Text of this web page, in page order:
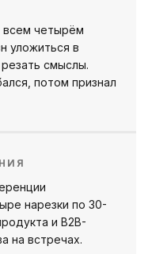
четырём
уложиться в
смыслы.
потом признал
нарезки по 30-
и B2B-
на встречах.